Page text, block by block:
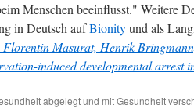
Menschen beeinflusst." Weitere
in Deutsch aufBionityund als
Florentin Masurat, Henrik
induced developmental
abgelegt und mitGesundheit